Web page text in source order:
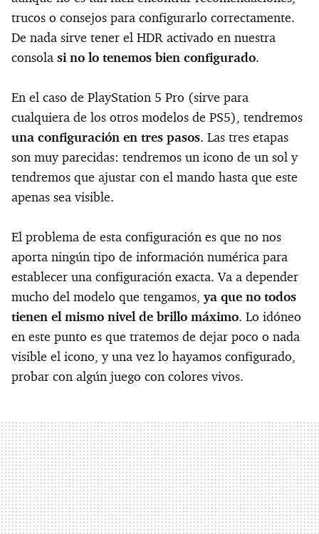
trucos o consejos para configurarlo correctamente.
De nada sirve tener el HDR activado en nuestra
consola si no lo tenemos bien configurado.
En el caso de PlayStation 5 Pro (sirve para
cualquiera de los otros modelos de PS5), tendremos
una configuración en tres pasos. Las tres etapas
son muy parecidas: tendremos un icono de un sol y
tendremos que ajustar con el mando hasta que este
apenas sea visible.
El problema de esta configuración es que no nos
aporta ningún tipo de información numérica para
establecer una configuración exacta. Va a depender
mucho del modelo que tengamos, ya que no todos
tienen el mismo nivel de brillo máximo. Lo idóneo
en este punto es que tratemos de dejar poco o nada
visible el icono, y una vez lo hayamos configurado,
probar con algún juego con colores vivos.